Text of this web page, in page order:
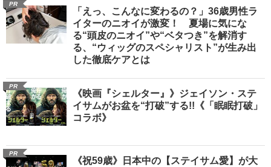
PR
「えっ、こんなに変わるの？」36歳男性ラ
イターのニオイが激変！ 夏場に気にな
る“頭皮のニオイ”や“ベタつき”を解消す
る、“ウィッグのスペシャリスト”が生み出
した徹底ケアとは
PR
《映画『シェルター』》ジェイソン・ステ
イサムがお盆を“打破”する!!《「眠眠打破」
コラボ》
PR
《祝59歳》日本中の【ステイサム愛】が大